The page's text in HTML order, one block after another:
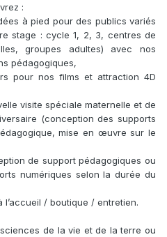
:
à pied pour des publics variés
stage : cycle 1, 2, 3, centres de
groupes adultes) avec nos
pédagogiques,
pour nos films et attraction 4D
visite spéciale maternelle et de
(conception des supports
mise en œuvre sur le
de support pédagogiques ou
numériques selon la durée du
l’accueil / boutique / entretien.
de la vie et de la terre ou